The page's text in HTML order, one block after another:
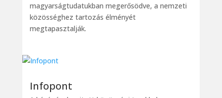
magyarságtudatukban megerősödve, a nemzeti
közösséghez tartozás élményét
megtapasztalják.
Infopont